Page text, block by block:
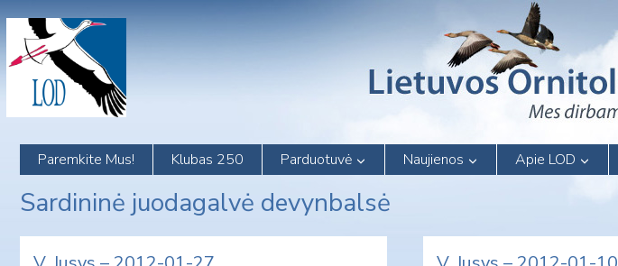
content
Paremkite Mus! Klubas 250 Parduotuvė Naujienos Apie LOD
Sardininė juodagalvė devynbalsė